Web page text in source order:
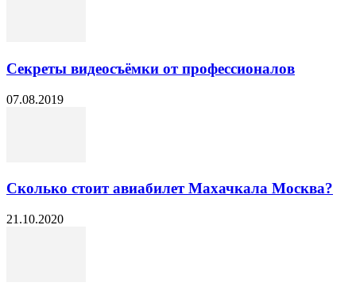
Секреты видеосъёмки от профессионалов
07.08.2019
Сколько стоит авиабилет Махачкала Москва?
21.10.2020